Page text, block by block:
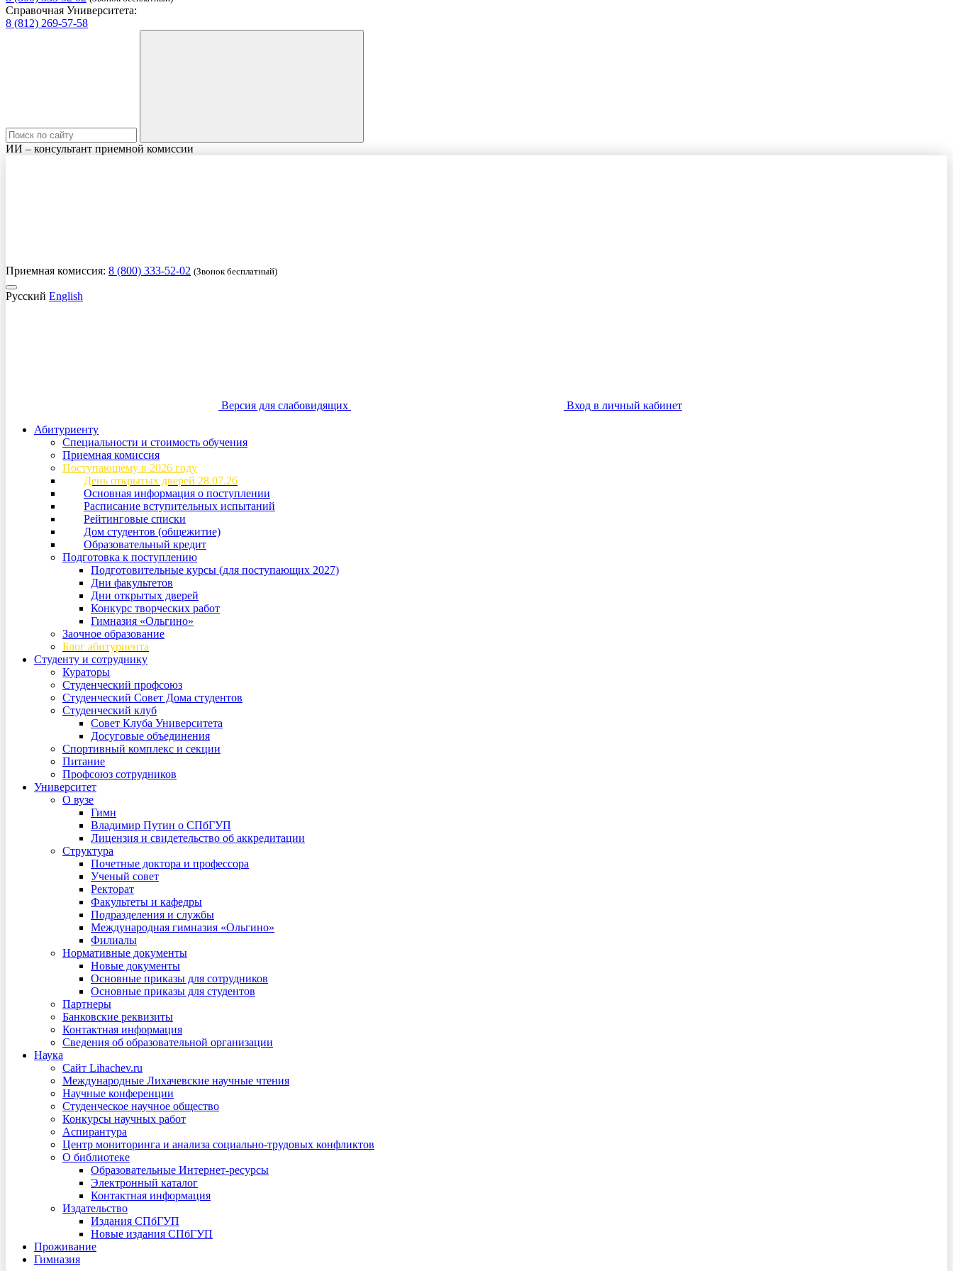
Справочная Университета:
8 (812) 269-57-58
ИИ – консультант приемной комиссии
Приемная комиссия: 8 (800) 333-52-02 (Звонок бесплатный)
Русский English
Версия для слабовидящих
Вход в личный кабинет
Абитуриенту
Специальности и стоимость обучения
Приемная комиссия
Поступающему в 2026 году
День открытых дверей 28.07.26
Основная информация о поступлении
Расписание вступительных испытаний
Рейтинговые списки
Дом студентов (общежитие)
Образовательный кредит
Подготовка к поступлению
Подготовительные курсы (для поступающих 2027)
Дни факультетов
Дни открытых дверей
Конкурс творческих работ
Гимназия «Ольгино»
Заочное образование
Блог абитуриента
Студенту и сотруднику
Кураторы
Студенческий профсоюз
Студенческий Совет Дома студентов
Студенческий клуб
Совет Клуба Университета
Досуговые объединения
Спортивный комплекс и секции
Питание
Профсоюз сотрудников
Университет
О вузе
Гимн
Владимир Путин о СПбГУП
Лицензия и свидетельство об аккредитации
Структура
Почетные доктора и профессора
Ученый совет
Ректорат
Факультеты и кафедры
Подразделения и службы
Международная гимназия «Ольгино»
Филиалы
Нормативные документы
Новые документы
Основные приказы для сотрудников
Основные приказы для студентов
Партнеры
Банковские реквизиты
Контактная информация
Сведения об образовательной организации
Наука
Сайт Lihachev.ru
Международные Лихачевские научные чтения
Научные конференции
Студенческое научное общество
Конкурсы научных работ
Аспирантура
Центр мониторинга и анализа социально-трудовых конфликтов
О библиотеке
Образовательные Интернет-ресурсы
Электронный каталог
Контактная информация
Издательство
Издания СПбГУП
Новые издания СПбГУП
Проживание
Гимназия